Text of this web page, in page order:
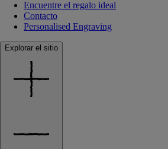
Encuentre el regalo ideal
Contacto
Personalised Engraving
Explorar el sitio